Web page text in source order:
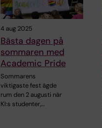
4 aug 2025
Bästa dagen på
sommaren med
Academic Pride
Sommarens
viktigaste fest ägde
rum den 2 augusti när
KI:s studenter,…